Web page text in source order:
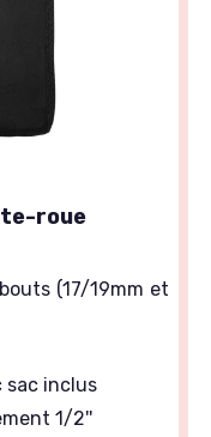
roue
(17/19mm et
sac inclus
1/2''